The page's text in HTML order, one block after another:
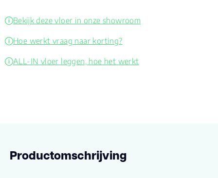
Bekijk deze vloer in onze showroom
Hoe werkt vraag naar korting?
ALL-IN vloer leggen, hoe het werkt
Productomschrijving